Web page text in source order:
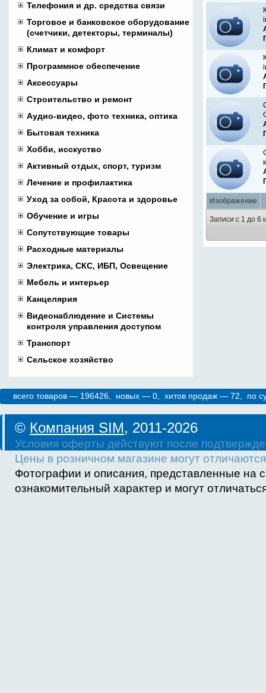
Телефония и др. средства связи
Торговое и банковское оборудование
(счетчики, детекторы, терминалы)
Климат и комфорт
Программное обеспечение
Аксессуары
Строительство и ремонт
Аудио-видео, фото техника, оптика
Бытовая техника
Хобби, исскуство
Активный отдых, спорт, туризм
Лечение и профилактика
Уход за собой, Красота и здоровье
Обучение и игры
Сопутствующие товары
Расходные материалы
Электрика, СКС, ИБП, Освещение
Мебель и интерьер
Канцелярия
Видеонаблюдение и Системы
контроля управления доступом
Транспорт
Сельское хозяйство
Изображение
Записи с 1 до 6
всего товаров — 196426, новых — 0, хитов продаж — 72, по
© Компания SIM, 2011-2026
Условия оферты действуют после
Цены в розничном магазине могут
Фотографии и описания, представленные на
ознакомительный характер и могут